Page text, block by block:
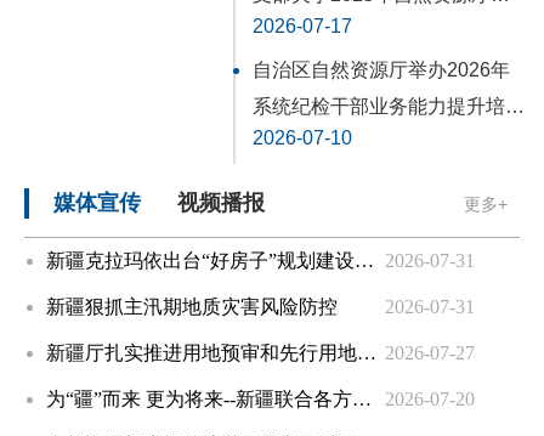
自治区人民政府党组理论学习中心组召开树立和践行正确政绩观学习教育专题调研成果交流会 2026-07-22
陈小江在自治区推进常态化帮扶持续巩固拓展脱贫攻坚成果工作会议上强调扎实有力推进常态化精准帮扶 坚决守牢不发生规模性返贫致贫底线 2026-07-20
组巡察整改进展情况的通报
2026-07-17
自治区自然资源厅举办2026年
系统纪检干部业务能力提升培训
班
2026-07-10
媒体宣传 更多+
视频播报
新疆克拉玛依出台“好房子”规划建设新规 2026-07-31
新疆狠抓主汛期地质灾害风险防控 2026-07-31
新疆厅扎实推进用地预审和先行用地审批 2026-07-27
为“疆”而来 更为将来--新疆联合各方援疆力量，落实规划、地质、林草、生态、人才“五大援疆”举措，促进天山南北高质量发展 2026-07-20